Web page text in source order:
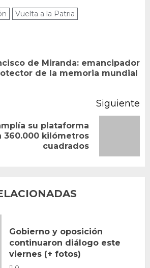
Vuelta a la Patria
de Miranda: emancipador
de la memoria mundial
Siguiente
su plataforma
360.000 kilómetros
cuadrados
Gobierno y oposición
continuaron diálogo este
viernes (+ fotos)